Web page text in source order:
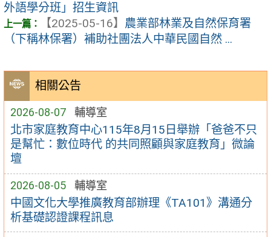
相關公告
2026-08-07 輔導室
北市家庭教育中心115年8月15日舉辦「爸爸不只
是幫忙：數位時代 的共同照顧與家庭教育」微論
壇
2026-08-05 輔導室
中國文化大學推廣教育部辦理《TA101》溝通分
析基礎認證課程訊息
外語學分班」招生資訊
【2025-05-16】 農業部林業及自然保育署
（下稱林保署）補助社團法人中華民國自然 ...